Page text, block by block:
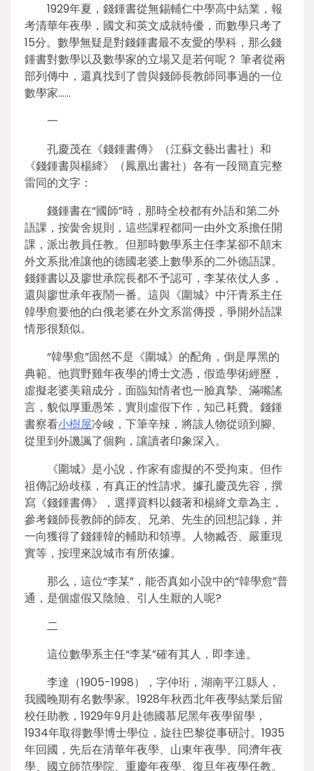
1929年夏，錢鍾書從無錫輔仁中學高中結業，報
考清華年夜學，國文和英文成就特優，而數學只考了
15分。數學無疑是對錢鍾書最不友愛的學科，那么錢
鍾書對數學以及數學家的立場又是若何呢？ 筆者從兩
部列傳中，還真找到了曾與錢師長教師同事過的一位
數學家……
一
孔慶茂在《錢鍾書傳》（江蘇文藝出書社）和
《錢鍾書與楊絳》（鳳凰出書社）各有一段簡直完整
雷同的文字：
錢鍾書在“國師”時，那時全校都有外語和第二外
語課，按黌舍規則，這些課程都同一由外文系擔任開
課，派出教員任教。但那時數學系主任李某卻不顛末
外文系批准讓他的德國老婆上數學系的二外德語課。
錢鍾書以及廖世承院長都不予認可，李某依仗人多，
還與廖世承年夜鬧一番。這與《圍城》中汗青系主任
韓學愈要他的白俄老婆在外文系當傳授，爭開外語課
情形很類似。
“韓學愈”固然不是《圍城》的配角，倒是厚黑的
典範。他買野雞年夜學的博士文憑，假造學術經歷，
虛擬老婆美籍成分，面臨知情者也一臉真摯、滿嘴謠
言，貌似厚重愚笨，實則虛假下作，知己耗費。錢鍾
書察看小樹屋冷峻，下筆辛辣，將該人物從頭到腳、
從里到外譏諷了個夠，讓讀者印象深入。
《圍城》是小說，作家有虛擬的不受拘束。但作
祖傳記紛歧樣，有真正的性請求。據孔慶茂先容，撰
寫《錢鍾書傳》，選擇資料以錢著和楊絳文章為主，
參考錢師長教師的師友、兄弟、先生的回想記錄，并
一向獲得了錢鍾韓的輔助和領導。人物臧否、嚴重現
實等，按理來說城市有所依據。
那么，這位“李某”，能否真如小說中的“韓學愈”普
通，是個虛假又陰險、引人生厭的人呢?
二
這位數學系主任“李某”確有其人，即李達。
李達（1905-1998），字仲珩，湖南平江縣人，
我國晚期有名數學家。1928年秋西北年夜學結業后留
校任助教，1929年9月赴德國慕尼黑年夜學留學，
1934年取得數學博士學位，旋往巴黎從事研討。1935
年回國，先后在清華年夜學、山東年夜學、同濟年夜
學、國立師范學院、重慶年夜學、復旦年夜學任教。